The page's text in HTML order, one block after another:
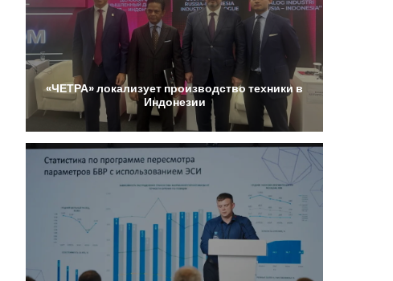
«ЧЕТРА»локализует производство техникив
Индонезии